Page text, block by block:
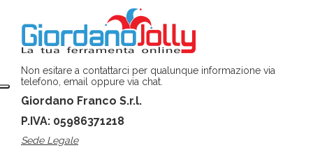
Non esitare a contattarci per qualunque informazione via
telefono, email oppure via chat.
Giordano Franco S.r.l.
P.IVA: 05986371218
Sede Legale